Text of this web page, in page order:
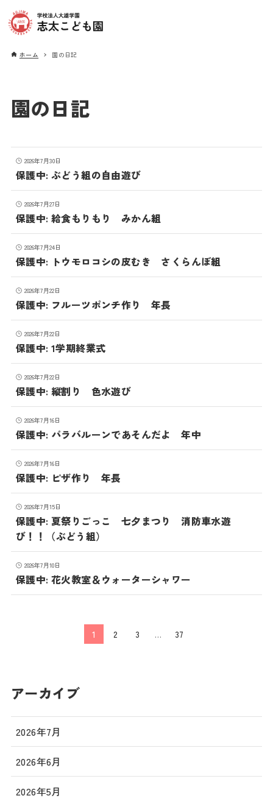
ホーム 園の日記
園の日記
2026年7月30日
保護中: ぶどう組の自由遊び
2026年7月27日
保護中: 給食もりもり みかん組
2026年7月24日
保護中: トウモロコシの皮むき さくらんぼ組
2026年7月22日
保護中: フルーツポンチ作り 年長
2026年7月22日
保護中: 1学期終業式
2026年7月22日
保護中: 縦割り 色水遊び
2026年7月16日
保護中: パラバルーンであそんだよ 年中
2026年7月16日
保護中: ピザ作り 年長
2026年7月15日
保護中: 夏祭りごっこ 七夕まつり 消防車水遊
び！！（ぶどう組）
2026年7月10日
保護中: 花火教室＆ウォーターシャワー
1 2 3 … 37
アーカイブ
2026年7月
2026年6月
2026年5月